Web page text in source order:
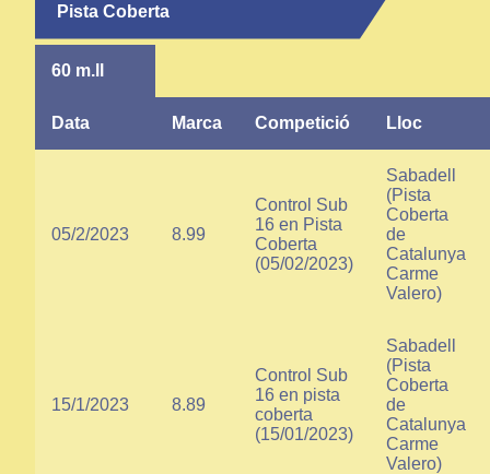
Pista Coberta
60 m.ll
Data Marca Competició Lloc
05/2/2023 8.99
Control Sub
16 en Pista
Coberta
(05/02/2023)
Sabadell
(Pista
Coberta
de
Catalunya
Carme
Valero)
15/1/2023 8.89
Control Sub
16 en pista
coberta
(15/01/2023)
Sabadell
(Pista
Coberta
de
Catalunya
Carme
Valero)